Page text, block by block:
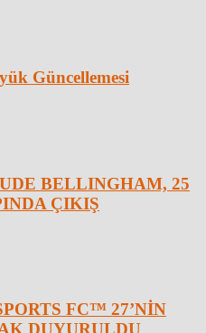
Güncellemesi
BELLINGHAM, 25
ÇIKIŞ
FC™ 27’NİN
DUYURULDU